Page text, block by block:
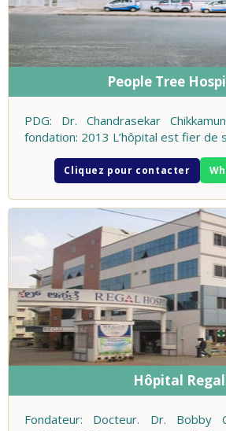
People Tree
PDG: Dr. Chandrasekar
fondation: 2013 L’hôpital est fier de
Cliquez pour contacter
Hôpital Regal
Fondateur: Docteur. Dr. Bobby